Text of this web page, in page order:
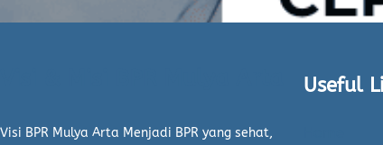
Visi BPR Mulya Arta Menjadi BPR yang sehat,
Useful